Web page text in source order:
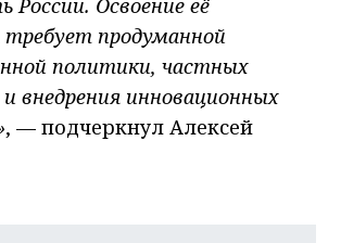
продуманной
политики, частных
внедрения инновационных
, — подчеркнул Алексей